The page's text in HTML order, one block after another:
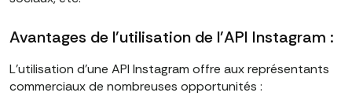
Avantages de l'utilisation de l'API Instagram :
L'utilisation d'une API Instagram offre aux représentants
commerciaux de nombreuses opportunités :